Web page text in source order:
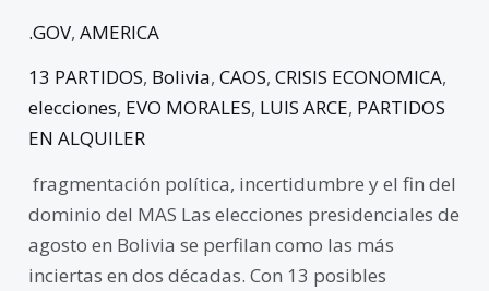
.GOV,AMERICA
13 PARTIDOS, Bolivia,CAOS,CRISIS ECONOMICA,
elecciones, EVO MORALES, LUIS ARCE, PARTIDOS
EN ALQUILER
fragmentación política, incertidumbre y el fin del
dominio del MAS Las elecciones presidenciales de
agosto en Bolivia se perfilan como las más
inciertas en dos décadas. Con 13 posibles